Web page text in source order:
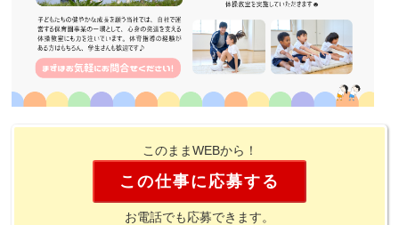
このままWEBから！
この仕事に応募する
お電話でも応募できます。